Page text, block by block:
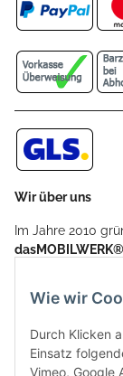
Wir über uns
Im Jahre 2010
dasMOBILWERK®
ein Car Cover
Aufgrund der
weitere
Seine
sind mit
Wie wir
Durch Klicken
Einsatz
Vimeo, Google